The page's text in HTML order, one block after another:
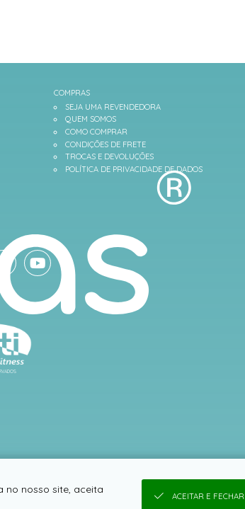
COMPRAS
SEJA UMA REVENDEDORA
QUEM SOMOS
COMO COMPRAR
CONDIÇÕES DE FRETE
TROCAS E DEVOLUÇÕES
POLÍTICA DE PRIVACIDADE DE DADOS
no nosso site, aceita
ACEITAR E FECHAR